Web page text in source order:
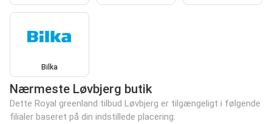
Bilka
Nærmeste Løvbjerg butik
Dette Royal greenland tilbud Løvbjerg er tilgængeligt i følgende
filialer baseret på din indstillede placering: